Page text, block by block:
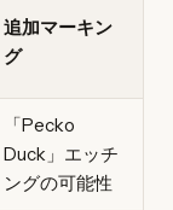
追加マーキン
グ
「Pecko
Duck」エッチ
ングの可能性